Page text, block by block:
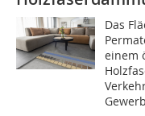
Das
einem